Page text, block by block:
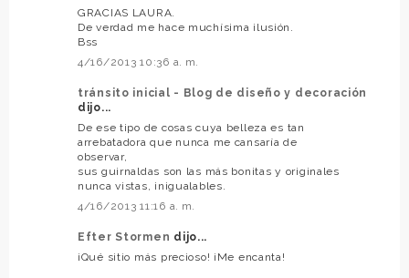
GRACIAS LAURA.
De verdad me hace muchísima ilusión.
Bss
4/16/2013 10:36 a. m.
tránsito inicial - Blog de diseño y decoración
dijo...
De ese tipo de cosas cuya belleza es tan
arrebatadora que nunca me cansaría de
observar,
sus guirnaldas son las más bonitas y originales
nunca vistas, inigualables.
4/16/2013 11:16 a. m.
Efter Stormen dijo...
¡Qué sitio más precioso! ¡Me encanta!